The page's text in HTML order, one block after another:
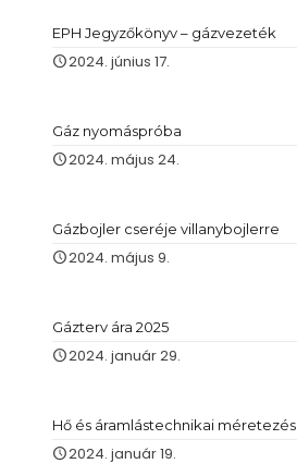
EPH Jegyzőkönyv – gázvezeték
2024. június 17.
Gáz nyomáspróba
2024. május 24.
Gázbojler cseréje villanybojlerre
2024. május 9.
Gázterv ára 2025
2024. január 29.
Hő és áramlástechnikai méretezés
2024. január 19.